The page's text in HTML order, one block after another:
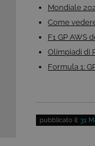
Mondiale
Come
F1 GP AWS
Olimpiadi di
Formula 1:
pubblicato il: 31